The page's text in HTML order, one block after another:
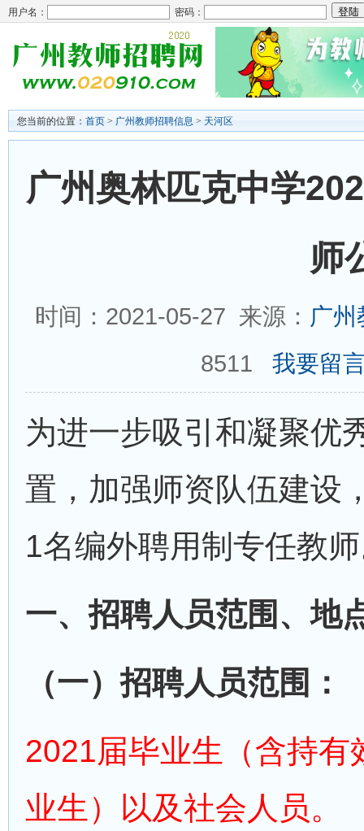
用户名： 密码：
您当前的位置： 首页 > 广州教师招聘信息 > 天河区
广州奥林匹克中学
师
时间：2021-05-27 来源： 广
8511 我要留
为进一步吸引和凝聚优
置，加强师资队伍建设
1名编外聘用制专任教
一、招聘人员范围、地
（一）招聘人员范围：
2021届毕业生（含持
业生）以及社会人员。